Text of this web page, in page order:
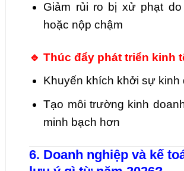
Giảm rủi ro bị xử phạt
hoặc nộp chậm
🔹 Thúc đẩy phát triển kinh
Khuyến khích khởi sự kinh
Tạo môi trường kinh
minh bạch hơn
6. Doanh nghiệp và kế